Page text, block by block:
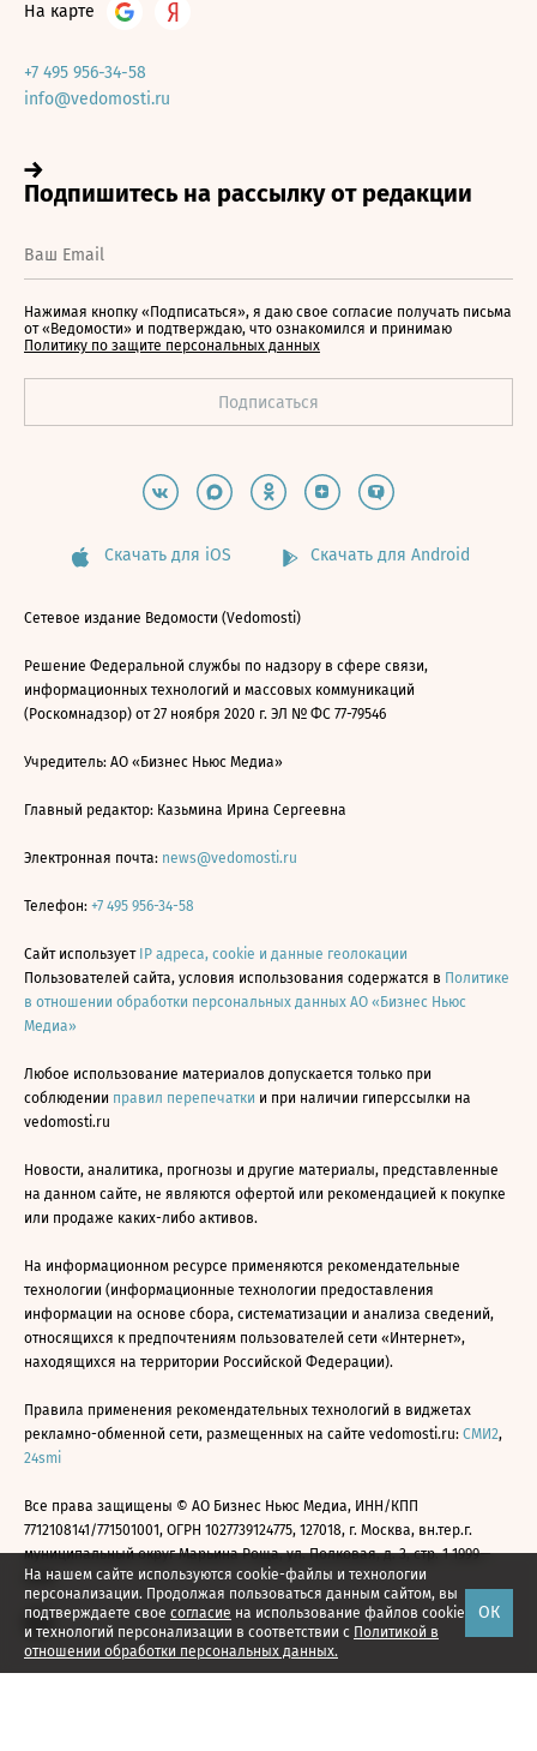
На нашем сайте используются cookie-файлы и технологии
персонализации. Продолжая пользоваться данным сайтом, вы
подтверждаете свое согласие на использование файлов cookie
и технологий персонализации в соответствии с Политикой в
отношении обработки персональных данных.
ОК
На карте
+7 495 956-34-58
info@vedomosti.ru
Нажимая кнопку «Подписаться», я даю свое согласие получать письма
от «Ведомости» и подтверждаю, что ознакомился и принимаю
Политику по защите персональных данных
Скачать для iOS Скачать для Android
Сетевое издание Ведомости (Vedomosti)
Решение Федеральной службы по надзору в сфере связи,
информационных технологий и массовых коммуникаций
(Роскомнадзор) от 27 ноября 2020 г. ЭЛ № ФС 77-79546
Учредитель: АО «Бизнес Ньюс Медиа»
Главный редактор: Казьмина Ирина Сергеевна
Электронная почта: news@vedomosti.ru
Телефон: +7 495 956-34-58
Сайт использует IP адреса, cookie и данные геолокации
Пользователей сайта, условия использования содержатся в Политике
в отношении обработки персональных данных АО «Бизнес Ньюс
Медиа»
Любое использование материалов допускается только при
соблюдении правил перепечатки и при наличии гиперссылки на
vedomosti.ru
Новости, аналитика, прогнозы и другие материалы, представленные
на данном сайте, не являются офертой или рекомендацией к покупке
или продаже каких-либо активов.
На информационном ресурсе применяются рекомендательные
технологии (информационные технологии предоставления
информации на основе сбора, систематизации и анализа сведений,
относящихся к предпочтениям пользователей сети «Интернет»,
находящихся на территории Российской Федерации).
Правила применения рекомендательных технологий в виджетах
рекламно-обменной сети, размещенных на сайте vedomosti.ru: СМИ2,
24smi
Все права защищены © АО Бизнес Ньюс Медиа, ИНН/КПП
7712108141/771501001, ОГРН 1027739124775, 127018, г. Москва, вн.тер.г.
муниципальный округ Марьина Роща, ул. Полковая, д. 3, стр. 1 1999—
2026